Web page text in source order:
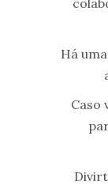
Há
Caso